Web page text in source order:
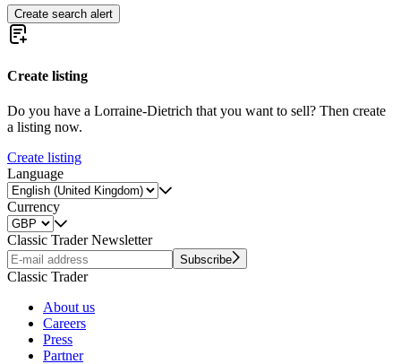
Create search alert
Create listing
Do you have a Lorraine-Dietrich that you want to sell? Then create
a listing now.
Create listing
Language
Currency
Classic Trader Newsletter
Subscribe
Classic Trader
About us
Careers
Press
Partner